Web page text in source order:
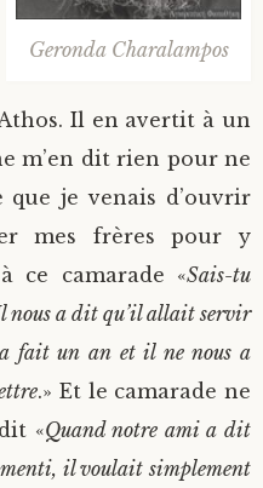
Geronda Charalampos
Il en avertit à un
m’en dit rien pour ne
que je venais d’ouvrir
mes frères pour y
ce camarade «Sais-tu
nous a dit qu’il allait servir
fait un an et il ne nous a
.» Et le camarade ne
«Quand notre ami a dit
menti, il voulait simplement